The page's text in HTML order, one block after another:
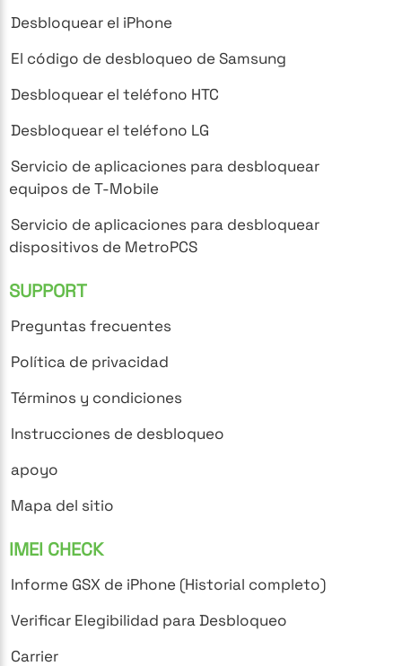
Desbloquear el iPhone
El código de desbloqueo de Samsung
Desbloquear el teléfono HTC
Desbloquear el teléfono LG
Servicio de aplicaciones para desbloquear
equipos de T-Mobile
Servicio de aplicaciones para desbloquear
dispositivos de MetroPCS
SUPPORT
Preguntas frecuentes
Política de privacidad
Términos y condiciones
Instrucciones de desbloqueo
apoyo
Mapa del sitio
IMEI CHECK
Informe GSX de iPhone (Historial completo)
Verificar Elegibilidad para Desbloqueo
Carrier